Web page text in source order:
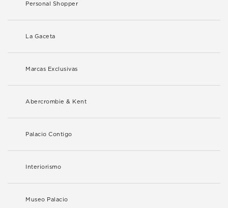
Personal Shopper
La Gaceta
Marcas Exclusivas
Abercrombie & Kent
Palacio Contigo
Interiorismo
Museo Palacio